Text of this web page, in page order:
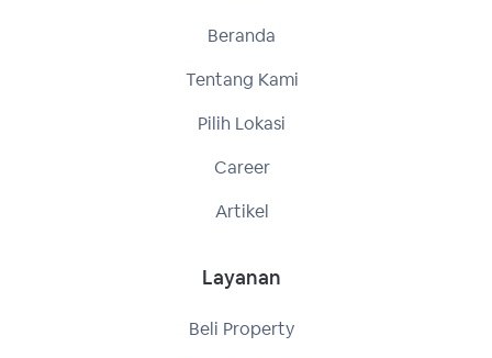
Beranda
Tentang Kami
Pilih Lokasi
Career
Artikel
Layanan
Beli Property